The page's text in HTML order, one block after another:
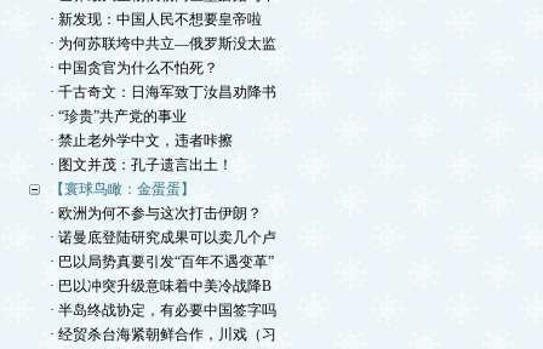
· 新发现：中国人民不想要皇帝啦
· 为何苏联垮中共立—俄罗斯没太监
· 中国贪官为什么不怕死？
· 千古奇文：日海军致丁汝昌劝降书
· “珍贵”共产党的事业
· 禁止老外学中文，违者咔擦
· 图文并茂：孔子遗言出土！
【寰球鸟瞰：金蛋蛋】
· 欧洲为何不参与这次打击伊朗？
· 诺曼底登陆研究成果可以卖几个卢
· 巴以局势真要引发“百年不遇变革”
· 巴以冲突升级意味着中美冷战降B
· 半岛终战协定，有必要中国签字吗
· 经贸杀台海紧朝鲜合作，川戏（习